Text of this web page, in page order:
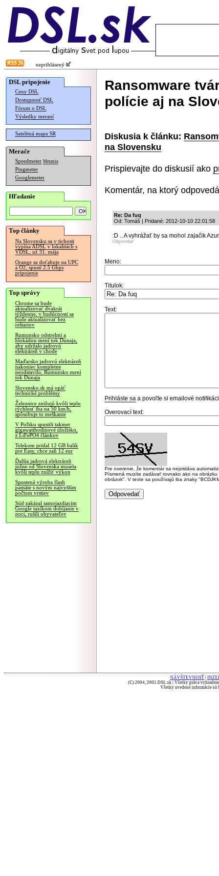
neprihlásený
DSL pripojenie
Ceny DSL
Dostupnosť DSL
Fórum o DSL
Výsledky meraní
Satelitná mapa SR
Merače
Speedmeter Merania
Pingmeter
Googlemeter
Hľadanie
Top články
Na Slovensku sa v tichosti
vypína ADSL v lokalitách s
VDSL, už 31. mája
Orange sa doťahuje na UPC
a O2, spustí 2.5 Gbps
pripojenie
Top správy
Chrome sa bude
aktualizovať dvakrát
týždenne, v budúcnosti sa
bude aktualizovať bez
reštartov
Rumunsko odstrelmi a
blokádou mení tok Dunaja,
aby udržalo jadrovú
elektráreň v chode
Maďarsko jadrovú elektráreň
nakoniec kompletne
neodstavilo, Rumunsko mení
tok Dunaja
Slovensko.sk má opäť
technické problémy
Železnice znižujú kvôli teplu
rýchlosť iba na 50 km/h,
spôsobuje to meškanie
V Poľsku spustili takmer
gigawatthodinové úložisko,
z LiFePO4 článkov
Telekom pridal 12 GB balík
pre Easy, chce zaň 12 eur
Ďalšia jadrová elektráreň
južne od Slovenska musela
kvôli teplu znížiť výkon
Spustená výroba flash
pamäte s novým najvyšším
počtom vrstiev
Súd zakázal samojazdiacim
Google taxíkom dobíjanie v
noci, rušili obyvateľov
Ransomware
polície aj na
Diskusia k článku:
na Slovensku
Prispievajte do diskusií ako
Komentár, na ktorý
Re: Da fuq
Od: Tomáš | Pridané: 2012-10-10 22:01:58
:D .. A vyhrážať by sa mohol zajačik
Odpovedať
Meno:
Titulok:
Text:
Prihláste sa a povoľte si emailové
Overovací text:
Pre overenie, že komentár sa nepridáva
Písmená musíte zadávať rovnako ako na
obrázok". V texte sa používajú iba znaky
NÁVŠTEVNOSŤ
(C) 2004, 2005 DSL.sk | Všetky práva
Všetky uvedené informácie sú